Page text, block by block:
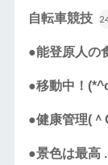
自転車競技
●能登原人の
●移動中！
●健康管理(＾
●景色は最高